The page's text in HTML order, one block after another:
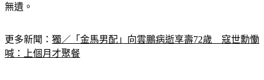
無遺。
更多新聞： 獨／「金馬男配」向雲鵬病逝享壽72歲　寇世勳慟
喊：上個月才聚餐